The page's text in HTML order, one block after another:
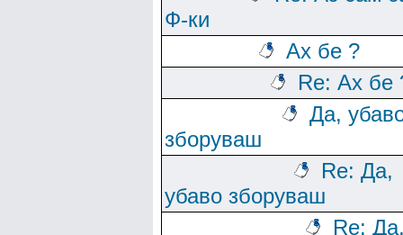
Ф-ки
Ах бе ?
Re: Ах бе
Да,
зборуваш
Re: Да,
убаво зборуваш
Re: